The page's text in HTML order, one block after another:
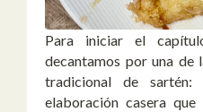
Para iniciar el
decantamos por una de
tradicional de
elaboración casera